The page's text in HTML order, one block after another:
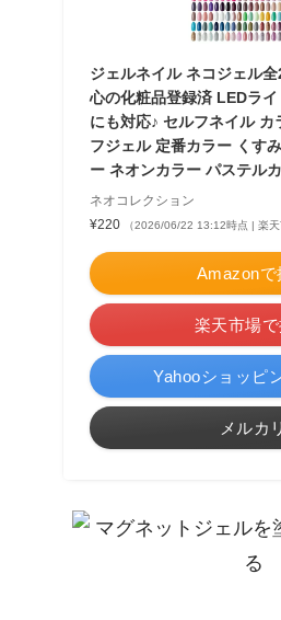
ジェルネイル ネコジェル
心の化粧品登録済 LEDラ
にも対応♪ セルフネイル カ
フジェル 定番カラー くす
ー ネオンカラー パステル
ネオコレクション
¥220
（2026/06/22 13:12時点 | 楽天
Amazonで
楽天市場
Yahooショッピ
メルカリ